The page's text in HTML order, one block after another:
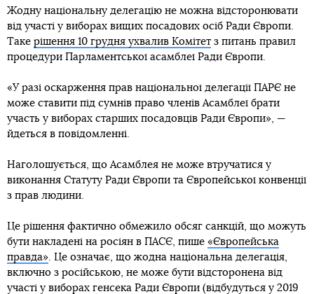
Жодну національну делегацію не можна відсторонювати
від участі у виборах вищих посадових осіб Ради Європи.
Таке рішення 10 грудня ухвалив Комітет з питань правил
процедури Парламентської асамблеї Ради Європи.
«У разі оскарження прав національної делегації ПАРЄ не
може ставити під сумнів право членів Асамблеї брати
участь у виборах старших посадовців Ради Європи», —
йдеться в повідомленні.
Наголошується, що Асамблея не може втручатися у
виконання Статуту Ради Європи та Європейської конвенції
з прав людини.
Це рішення фактично обмежило обсяг санкцій, що можуть
бути накладені на росіян в ПАСЄ, пише «Європейська
правда». Це означає, що жодна національна делегація,
включно з російською, не може бути відсторонена від
участі у виборах генсека Ради Європи (відбудуться у 2019